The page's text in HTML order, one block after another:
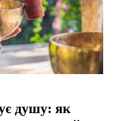
душу: як